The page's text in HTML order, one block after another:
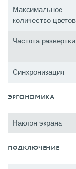
Максимальное
количество цветов
Частота развертки
Синхронизация
ЭРГОНОМИКА
Наклон экрана
ПОДКЛЮЧЕНИЕ